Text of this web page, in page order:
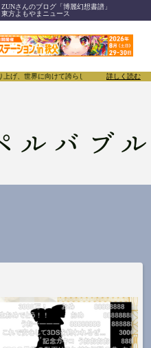
ZUNさんのブログ「博麗幻想書譜」
東方よもやまニュース
向けて誇らしく発信することで、東方
詳しく読む
ルバブ